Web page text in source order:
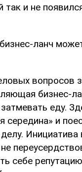
и не
ланч
вопросов
бизнес-
еду.
середина» и
себе репутацию